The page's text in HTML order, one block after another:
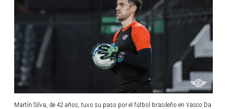
Martín Silva, de 42 años, tuvo su paso por el fútbol brasileño en Vasco Da